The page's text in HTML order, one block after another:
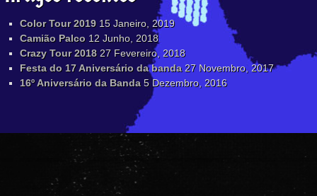
Color Tour 2019 15 Janeiro, 2019
Camião Palco 12 Junho, 2018
Crazy Tour 2018 27 Fevereiro, 2018
Festa do 17 Aniversário da banda 27 Novembro, 2017
16º Aniversário da Banda 5 Dezembro, 2016